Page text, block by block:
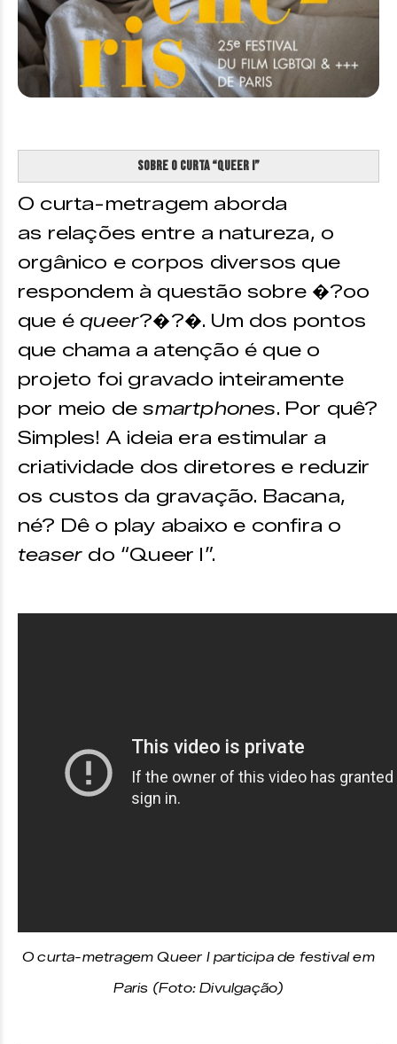
Sobre o curta “Queer I”
O curta-metragem aborda
as relações entre a natureza, o
orgânico e corpos diversos que
respondem à questão sobre �?oo
que équeer?�?�. Um dos pontos
que chama a atenção é que o
projeto foi gravado inteiramente
por meio desmartphones. Por quê?
Simples! A ideia era estimular a
criatividade dos diretores e reduzir
os custos da gravação. Bacana,
né? Dê o play abaixo e confira o
teaser do “Queer I”.
O curta-metragem Queer I participa de festival em
Paris (Foto: Divulgação)